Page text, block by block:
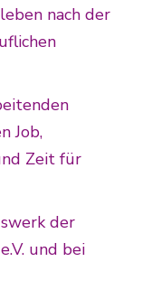
nach der
Job,
Zeit für
der
und bei